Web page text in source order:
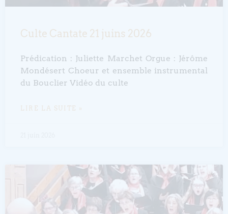
Culte Cantate 21 juins 2026
Prédication : Juliette Marchet Orgue : Jérôme
Mondésert Choeur et ensemble instrumental
du Bouclier Vidéo du culte
LIRE LA SUITE »